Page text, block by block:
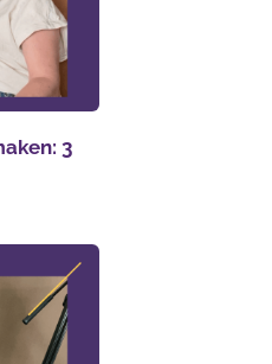
3